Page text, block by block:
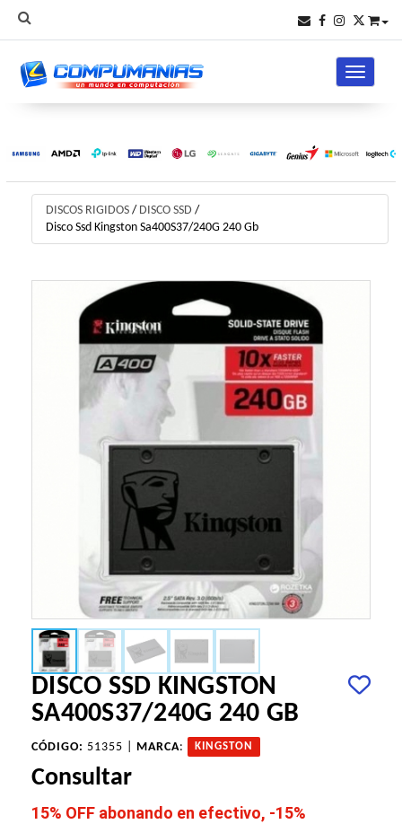
Toggle
DISCOS RIGIDOS / DISCO SSD /
Disco Ssd Kingston Sa400S37/240G 240 Gb
DISCO SSD KINGSTON
SA400S37/240G 240 GB
CÓDIGO: 51355 | MARCA: KINGSTON
Consultar
15% OFF abonando en efectivo, -15%